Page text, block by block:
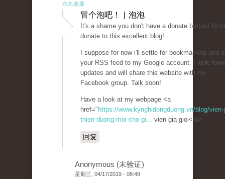
永久连接
冒个泡吧！ | 泡泡
It's a shame you don't have a donate button! I'd
donate to this excellent blog!
I suppose for now i'll settle for bookmarking and
your RSS feed to my Google account. I look
updates and will share this website with my
Facebook group. Talk soon!
Have a look at my webpage <a
href=" https://www.kynghidongduong.vn/blog/vien-
thien-duong-moi-cho-gi... vien gia gioi</a>
回复
Anonymous (未验证)
星期三, 04/17/2019 - 08:49